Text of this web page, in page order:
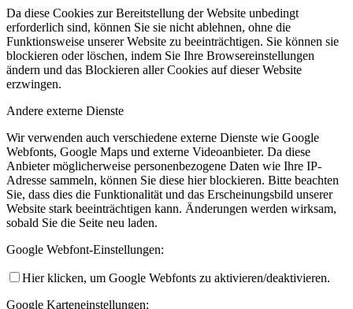
Da diese Cookies zur Bereitstellung der Website unbedingt
erforderlich sind, können Sie sie nicht ablehnen, ohne die
Funktionsweise unserer Website zu beeinträchtigen. Sie können sie
blockieren oder löschen, indem Sie Ihre Browsereinstellungen
ändern und das Blockieren aller Cookies auf dieser Website
erzwingen.
Andere externe Dienste
Wir verwenden auch verschiedene externe Dienste wie Google
Webfonts, Google Maps und externe Videoanbieter. Da diese
Anbieter möglicherweise personenbezogene Daten wie Ihre IP-
Adresse sammeln, können Sie diese hier blockieren. Bitte beachten
Sie, dass dies die Funktionalität und das Erscheinungsbild unserer
Website stark beeinträchtigen kann. Änderungen werden wirksam,
sobald Sie die Seite neu laden.
Google Webfont-Einstellungen:
Hier klicken, um Google Webfonts zu aktivieren/deaktivieren.
Google Karteneinstellungen: